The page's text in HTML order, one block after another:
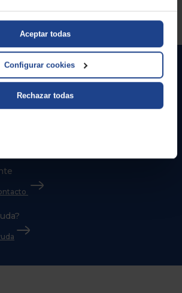
Aceptar todas
Configurar cookies
Rechazar todas